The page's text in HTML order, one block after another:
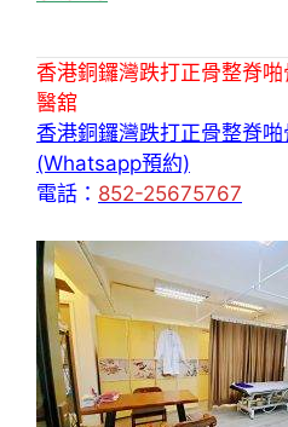
香港銅鑼灣跌打正骨整脊
醫舘
香港銅鑼灣跌打正骨整脊
(Whatsapp預約)
電話： 852-25675767